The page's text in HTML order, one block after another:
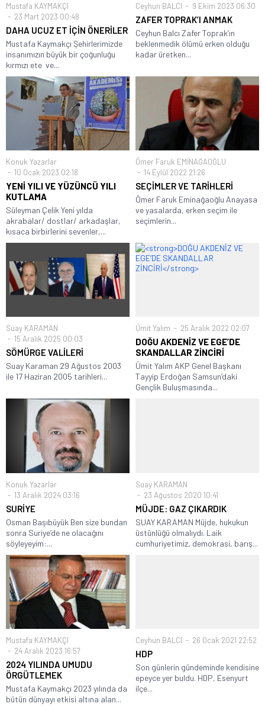
Mustafa KAYMAKÇI
23 Mart 2023 00:48
DAHA UCUZ ET İÇİN ÖNERİLER
Mustafa Kaymakçı Şehirlerimizde
insanımızın büyük bir çoğunluğu
kırmızı ete ve...
Ceyhun BALCI 9 Ekim 2023 06:30
ZAFER TOPRAK’I ANMAK
Ceyhun Balcı Zafer Toprak’ın
beklenmedik ölümü erken olduğu
kadar üretken...
Konuk Yazarlar
10 Ocak 2023 02:18
YENİ YILI VE YÜZÜNCÜ YILI
KUTLAMA
Süleyman Çelik Yeni yılda
akrabalar/ dostlar/ arkadaşlar,
kısaca birbirlerini sevenler,...
Ömer Faruk EMİNAĞAOĞLU
14 Eylül 2022 21:26
SEÇİMLER VE TARİHLERİ
Ömer Faruk Eminağaoğlu Anayasa
ve yasalarda, erken seçim ile
seçimlerin...
Suay KARAMAN
15 Aralık 2025 00:03
SÖMÜRGE VALİLERİ
Suay Karaman 29 Ağustos 2003
ile 17 Haziran 2005 tarihleri...
Ümit Yalım 25 Aralık 2022 02:07
DOĞU AKDENİZ VE EGE’DE
SKANDALLAR ZİNCİRİ
Ümit Yalım AKP Genel Başkanı
Tayyip Erdoğan Samsun’daki
Gençlik Buluşmasında...
Konuk Yazarlar
13 Aralık 2024 03:16
SURİYE
Osman Başıbüyük Ben size bundan
sonra Suriye’de ne olacağını
söyleyeyim:...
Suay KARAMAN
23 Ağustos 2020 10:41
MÜJDE: GAZ ÇIKARDIK
SUAY KARAMAN Müjde, hukukun
üstünlüğü olmalıydı. Laik
cumhuriyetimiz, demokrasi, barış...
Mustafa KAYMAKÇI
24 Aralık 2023 16:57
2024 YILINDA UMUDU
ÖRGÜTLEMEK
Mustafa Kaymakçı 2023 yılında da
bütün dünyayı etkisi altına alan...
Ceyhun BALCI 26 Ocak 2021 22:52
HDP
Son günlerin gündeminde kendisine
epeyce yer buldu. HDP, Esenyurt
ilçe...